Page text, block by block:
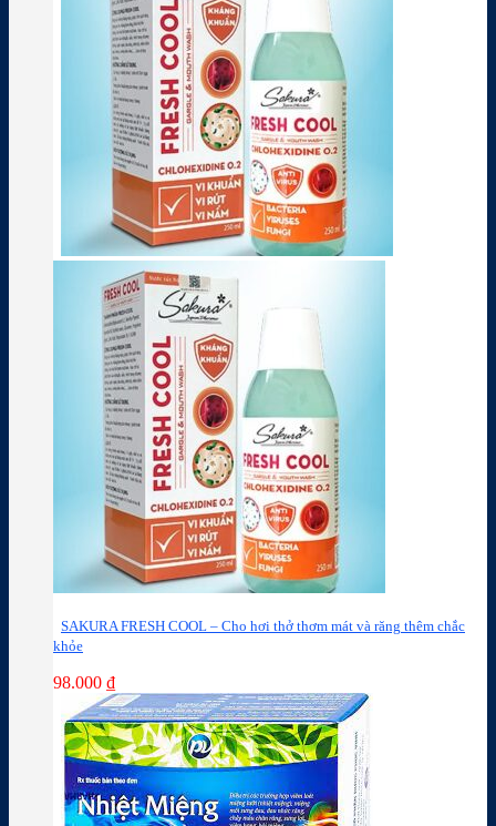
SAKURA FRESH COOL – Cho hơi thở thơm mát và răng thêm chắc
khỏe
98.000 ₫